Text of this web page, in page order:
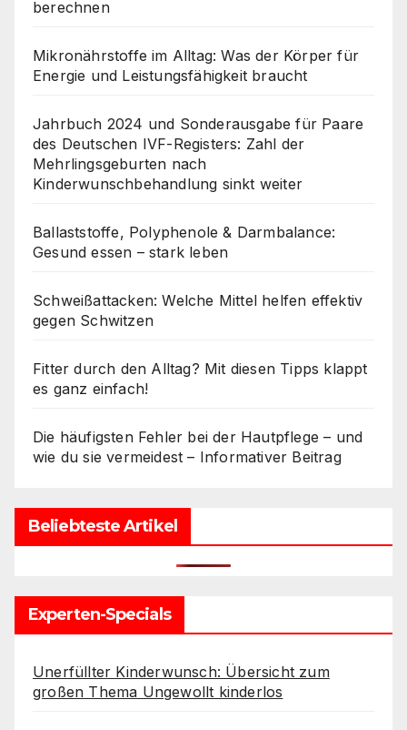
berechnen
Mikronährstoffe im Alltag: Was der Körper für
Energie und Leistungsfähigkeit braucht
Jahrbuch 2024 und Sonderausgabe für Paare
des Deutschen IVF-Registers: Zahl der
Mehrlingsgeburten nach
Kinderwunschbehandlung sinkt weiter
Ballaststoffe, Polyphenole & Darmbalance:
Gesund essen – stark leben
Schweißattacken: Welche Mittel helfen effektiv
gegen Schwitzen
Fitter durch den Alltag? Mit diesen Tipps klappt
es ganz einfach!
Die häufigsten Fehler bei der Hautpflege – und
wie du sie vermeidest – Informativer Beitrag
Beliebteste Artikel
Experten-Specials
Unerfüllter Kinderwunsch: Übersicht zum
großen Thema Ungewollt kinderlos